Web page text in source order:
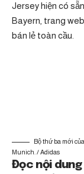
Jersey hiện có
Bayern, trang
bán lẻ toàn cầu.
Bộ thứ ba mới
Munich. / Adidas
Đọc nội